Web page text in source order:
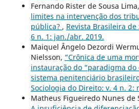
Fernando Rister de Sousa
limites na intervenção dos
pública? , Revista Brasileira
6 n. 1: jan./abr. 2019.
Maiquel Ângelo Dezordi
Nielsson, “Crônica de uma
instauração do “paradigma do
sistema penitenciário
Sociologia do Direito: v. 4 n. 2:
Matheus Figueiredo Nunes de